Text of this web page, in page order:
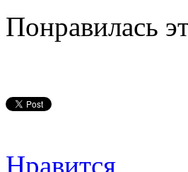
Понравилась
Нравится